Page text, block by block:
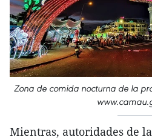
Zona de comida nocturna de la
Mientras, autoridades de